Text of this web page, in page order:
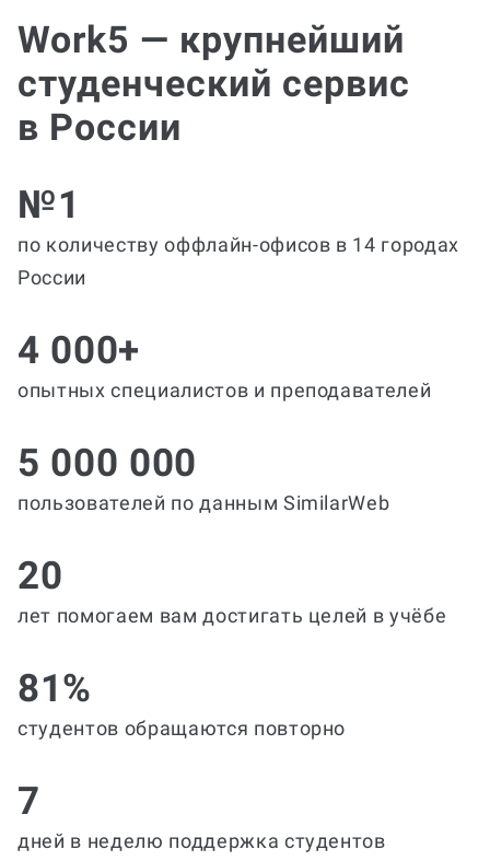
Work5 — крупнейший
студенческий сервис
в России
№1
по количеству оффлайн-офисов в 14 городах
России
4 000+
опытных специалистов и преподавателей
5 000 000
пользователей по данным SimilarWeb
20
лет помогаем вам достигать целей в учёбе
81%
студентов обращаются повторно
7
дней в неделю поддержка студентов